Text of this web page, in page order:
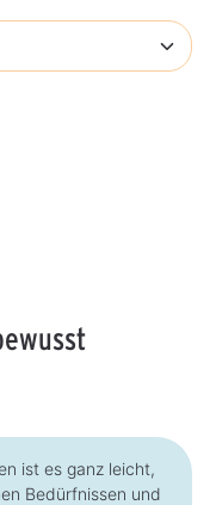
ist es ganz leicht,
Bedürfnissen und